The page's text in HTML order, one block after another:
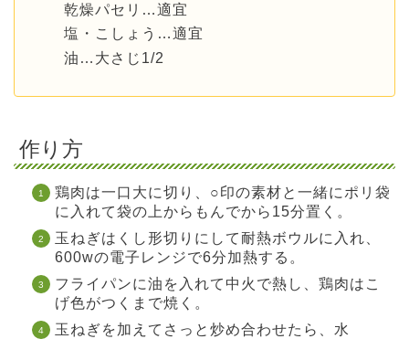
乾燥パセリ…適宜
塩・こしょう…適宜
油…大さじ1/2
作り方
鶏肉は一口大に切り、○印の素材と一緒にポリ袋
に入れて袋の上からもんでから15分置く。
玉ねぎはくし形切りにして耐熱ボウルに入れ、
600wの電子レンジで6分加熱する。
フライパンに油を入れて中火で熱し、鶏肉はこ
げ色がつくまで焼く。
玉ねぎを加えてさっと炒め合わせたら、水